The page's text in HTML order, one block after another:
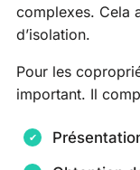
complexes. Cela
d’isolation.
Pour les
important. Il